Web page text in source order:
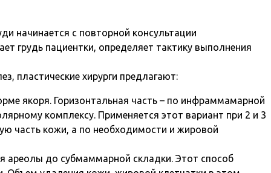
начинается с повторной консультации
грудь пациентки, определяет тактику выполнения
пластические хирурги предлагают:
якоря. Горизонтальная часть – по инфраммамарной
комплексу. Применяется этот вариант при 2 и 3
часть кожи, а по необходимости и жировой
ареолы до субмаммарной складки. Этот способ